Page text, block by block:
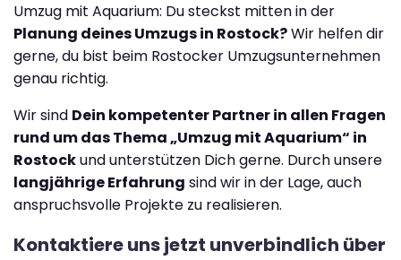
Umzug mit Aquarium: Du steckst mitten in der
Planung deines Umzugs in Rostock?Wir helfen dir
gerne, du bist beim Rostocker Umzugsunternehmen
genau richtig.
Wir sind Dein kompetenter Partner in allen Fragen
rund um das Thema „Umzug mit Aquarium“ in
Rostockund unterstützen Dich gerne. Durch unsere
langjährige Erfahrung sind wir in der Lage, auch
anspruchsvolle Projekte zu realisieren.
Kontaktiere uns jetzt unverbindlich über